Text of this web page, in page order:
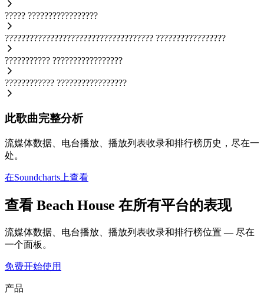
????? ?????????????????
???????????????????????????????????? ?????????????????
??????????? ?????????????????
???????????? ?????????????????
此歌曲完整分析
流媒体数据、电台播放、播放列表收录和排行榜历史，尽在一
处。
在Soundcharts上查看
查看 Beach House 在所有平台的表现
流媒体数据、电台播放、播放列表收录和排行榜位置 — 尽在
一个面板。
免费开始使用
产品